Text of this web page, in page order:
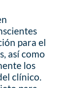
para el
así como
los
clínico.